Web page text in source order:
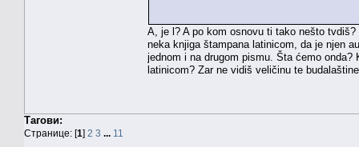
A, je l? A po kom osnovu ti tako nešto
neka knjiga štampana latinicom, da je njen
jednom i na drugom pismu. Šta ćemo
latinicom? Zar ne vidiš veličinu te
Тагови:
Странице: [1] 2 3 ... 11